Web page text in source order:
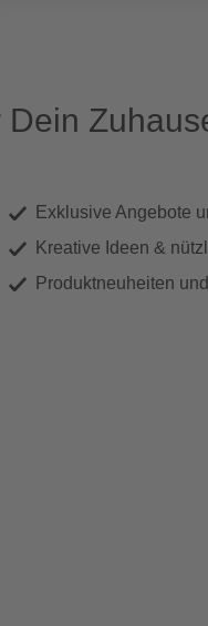
Exklusive Angebote
Kreative Ideen &
Produktneuheiten